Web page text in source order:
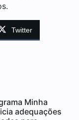
Twitter
Minha
adequações